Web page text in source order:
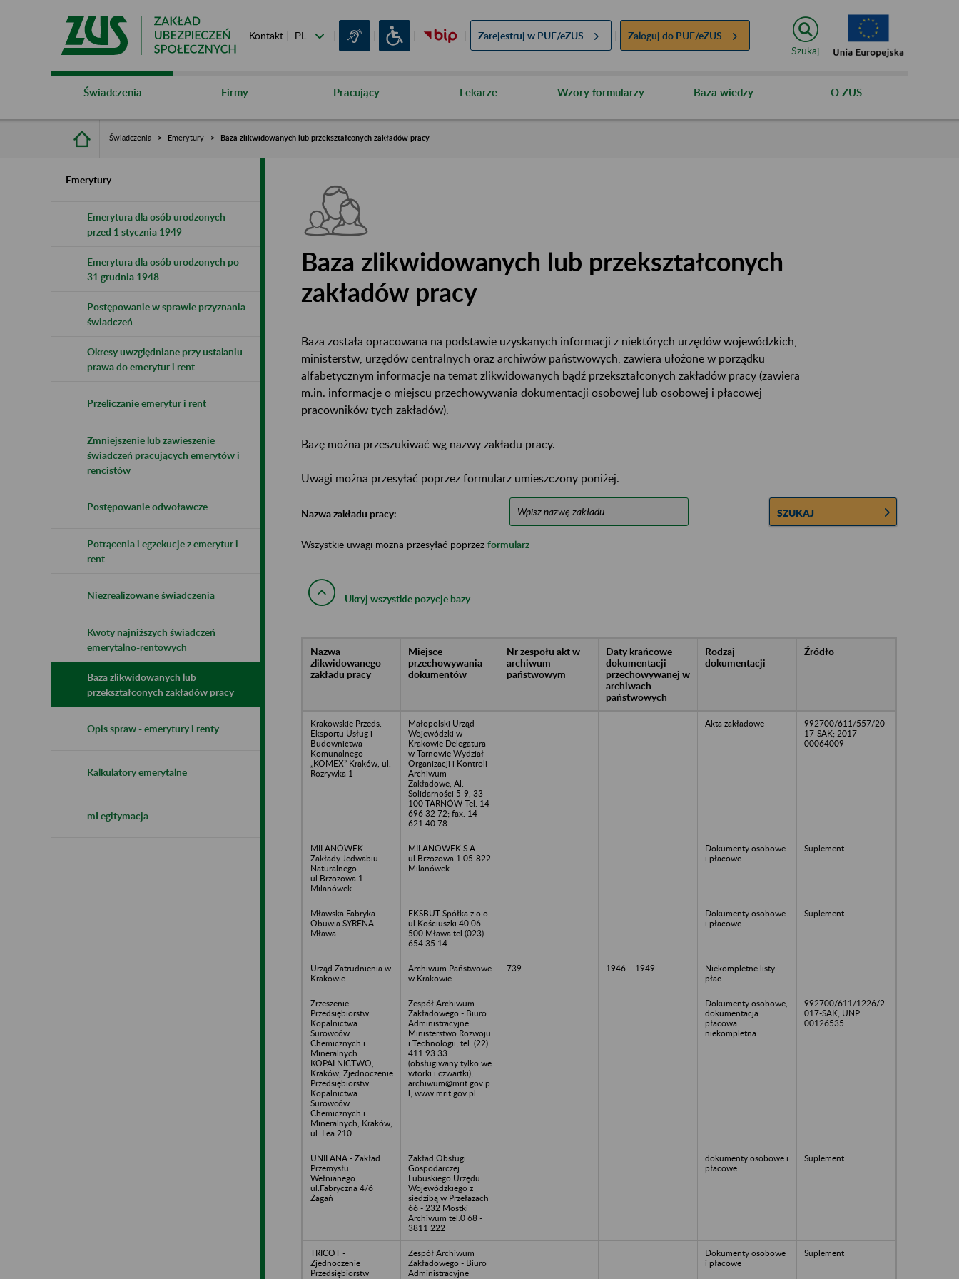
Kontakt Zarejestruj w PUE/eZUS Zaloguj do PUE/eZUS
Szukaj
Świadczenia Firmy Pracujący Lekarze Wzory formularzy Baza wiedzy O ZUS
Świadczenia Emerytury Baza zlikwidowanych lub przekształconych zakładów pracy
Emerytury
Emerytura dla osób urodzonych
przed 1 stycznia 1949
Emerytura dla osób urodzonych po
31 grudnia 1948
Postępowanie w sprawie przyznania
świadczeń
Okresy uwzględniane przy ustalaniu
prawa do emerytur i rent
Przeliczanie emerytur i rent
Zmniejszenie lub zawieszenie
świadczeń pracujących emerytów i
rencistów
Postępowanie odwoławcze
Potrącenia i egzekucje z emerytur i
rent
Niezrealizowane świadczenia
Kwoty najniższych świadczeń
emerytalno-rentowych
Baza zlikwidowanych lub
przekształconych zakładów pracy
Opis spraw - emerytury i renty
Kalkulatory emerytalne
mLegitymacja
Baza zlikwidowanych lub przekształconych
zakładów pracy
Baza została opracowana na podstawie uzyskanych informacji z niektórych urzędów wojewódzkich,
ministerstw, urzędów centralnych oraz archiwów państwowych, zawiera ułożone w porządku
alfabetycznym informacje na temat zlikwidowanych bądź przekształconych zakładów pracy (zawiera
m.in. informacje o miejscu przechowywania dokumentacji osobowej lub osobowej i płacowej
pracowników tych zakładów).
Bazę można przeszukiwać wg nazwy zakładu pracy.
Uwagi można przesyłać poprzez formularz umieszczony poniżej.
Nazwa zakładu pracy: SZUKAJ
Wszystkie uwagi można przesyłać poprzez formularz
Ukryj wszystkie pozycje bazy
Nazwa
zlikwidowanego
zakładu pracy
Miejsce
przechowywania
dokumentów
Nr zespołu akt w
archiwum
państwowym
Daty krańcowe
dokumentacji
przechowywanej w
archiwach
państwowych
Rodzaj
dokumentacji
Źródło
Krakowskie Przeds.
Eksportu Usług i
Budownictwa
Komunalnego
„KOMEX” Kraków, ul.
Rozrywka 1
Małopolski Urząd
Wojewódzki w
Krakowie Delegatura
w Tarnowie Wydział
Organizacji i Kontroli
Archiwum
Zakładowe, Al.
Solidarności 5-9, 33-
100 TARNÓW Tel. 14
696 32 72; fax. 14
621 40 78
Akta zakładowe
992700/611/557/20
17-SAK; 2017-
00064009
MILANÓWEK -
Zakłady Jedwabiu
Naturalnego
ul.Brzozowa 1
Milanówek
MILANOWEK S.A.
ul.Brzozowa 1 05-822
Milanówek
Dokumenty osobowe
i płacowe
Suplement
Mławska Fabryka
Obuwia SYRENA
Mława
EKSBUT Spółka z o.o.
ul.Kościuszki 40 06-
500 Mława tel.(023)
654 35 14
Dokumenty osobowe
i płacowe
Suplement
Urząd Zatrudnienia w
Krakowie
Archiwum Państwowe
w Krakowie
739 1946 – 1949
Niekompletne listy
płac
Zrzeszenie
Przedsiębiorstw
Kopalnictwa
Surowców
Chemicznych i
Mineralnych
KOPALNICTWO,
Kraków, Zjednoczenie
Przedsiębiorstw
Kopalnictwa
Surowców
Chemicznych i
Mineralnych, Kraków,
ul. Lea 210
Zespół Archiwum
Zakładowego - Biuro
Administracyjne
Ministerstwo Rozwoju
i Technologii; tel. (22)
411 93 33
(obsługiwany tylko we
wtorki i czwartki);
archiwum@mrit.gov.p
l; www.mrit.gov.pl
Dokumenty osobowe,
dokumentacja
płacowa
niekompletna
992700/611/1226/2
017-SAK; UNP:
00126535
UNILANA - Zakład
Przemysłu
Wełnianego
ul.Fabryczna 4/6
Żagań
Zakład Obsługi
Gospodarczej
Lubuskiego Urzędu
Wojewódzkiego z
siedzibą w Przełazach
66 - 232 Mostki
Archiwum tel.0 68 -
3811 222
dokumenty osobowe i
płacowe
Suplement
TRICOT -
Zjednoczenie
Przedsiębiorstw
Zespół Archiwum
Zakładowego - Biuro
Administracyjne
Dokumenty osobowe
i płacowe
Suplement